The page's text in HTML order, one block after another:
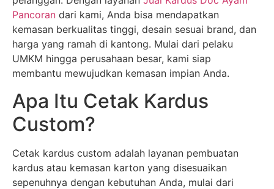
Pancoran dari kami, Anda bisa mendapatkan
kemasan berkualitas tinggi, desain sesuai brand, dan
harga yang ramah di kantong. Mulai dari pelaku
UMKM hingga perusahaan besar, kami siap
membantu mewujudkan kemasan impian Anda.
Apa Itu Cetak Kardus
Custom?
Cetak kardus custom adalah layanan pembuatan
kardus atau kemasan karton yang disesuaikan
sepenuhnya dengan kebutuhan Anda, mulai dari